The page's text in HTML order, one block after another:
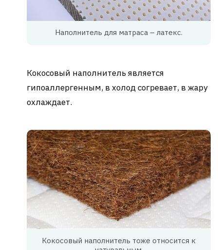
Наполнитель для матраса – латекс.
Кокосовый наполнитель является
гипоаллергенным, в холод согревает, в жару
охлаждает.
Кокосовый наполнитель тоже относится к